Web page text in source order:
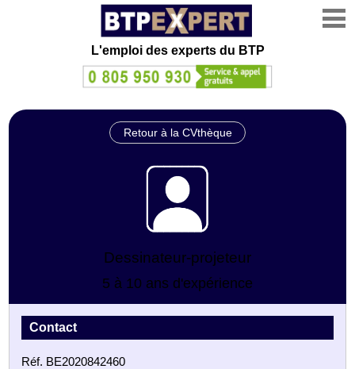
L'emploi des experts du BTP
Retour à la CVthèque
Dessinateur-projeteur
5 à 10 ans d'expérience
Contact
Réf. BE2020842460